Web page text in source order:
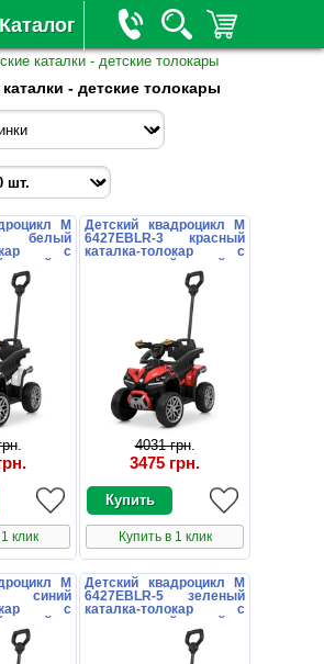
Каталог
каталки - детские толокары
- детские толокары
M
1 белый
с
ручкой
.
.
клик
Детский квадроцикл M
6427EBLR-3 красный
каталка-толокар с
родительской ручкой
4031 грн.
3475 грн.
Купить в 1 клик
M
4 синий
с
ручкой
Детский квадроцикл M
6427EBLR-5 зеленый
каталка-толокар с
родительской ручкой